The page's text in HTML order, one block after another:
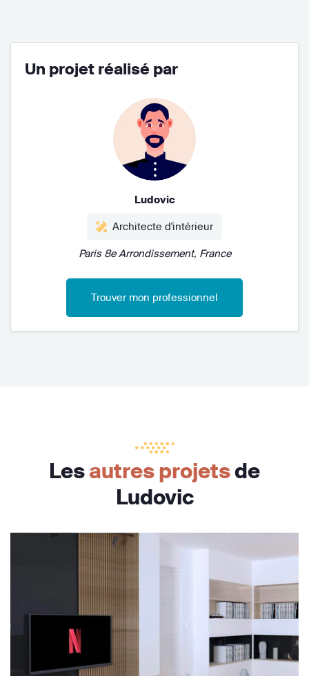
Un projet réalisé par
Ludovic
Architecte d'intérieur
Paris 8e Arrondissement, France
Trouver mon professionnel
Lesautres projetsde
Ludovic